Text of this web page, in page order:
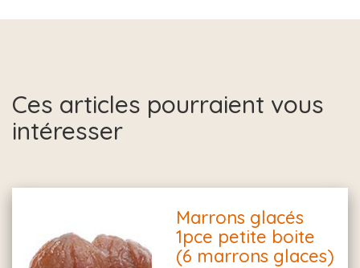
Ces articles pourraient vous
intéresser
Marrons glacés
1pce petite boite
(6 marrons glaces)